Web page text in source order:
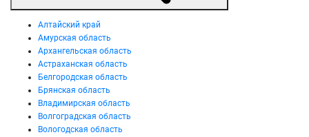
Алтайский край
Амурская область
Архангельская область
Астраханская область
Белгородская область
Брянская область
Владимирская область
Волгоградская область
Вологодская область